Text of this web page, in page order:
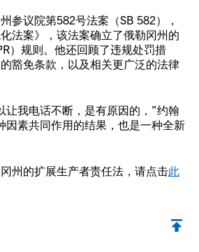
参议院第582号法案（SB 582），
法案》，该法案确立了俄勒冈州的
）规则。他还回顾了违规处罚措
豁免条款，以及相关更广泛的法律
让我电话不断，是有原因的，”约翰
因素共同作用的结果，也是一种全新
州的扩展生产者责任法，请点击此